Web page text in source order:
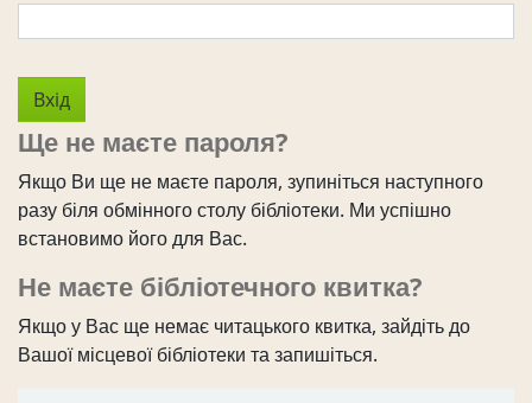
Ще не маєте пароля?
Якщо Ви ще не маєте пароля, зупиніться наступного
разу біля обмінного столу бібліотеки. Ми успішно
встановимо його для Вас.
Не маєте бібліотечного квитка?
Якщо у Вас ще немає читацького квитка, зайдіть до
Вашої місцевої бібліотеки та запишіться.